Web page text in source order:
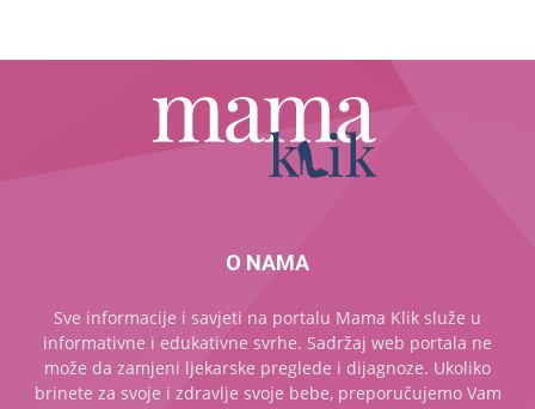
O NAMA
Sve informacije i savjeti na portalu Mama Klik služe u
informativne i edukativne svrhe. Sadržaj web portala ne
može da zamjeni ljekarske preglede i dijagnoze. Ukoliko
brinete za svoje i zdravlje svoje bebe, preporučujemo Vam